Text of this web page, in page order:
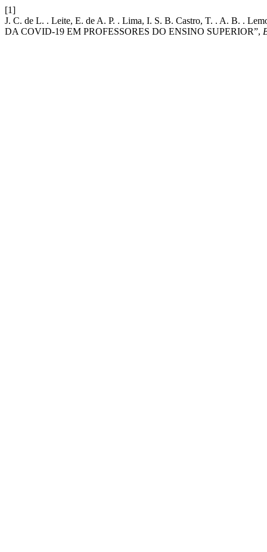
[1]
J. C. de L. . Leite, E. de A. P. . Lima, I. S. B. Castro, T. . A. B. .
DA COVID-19 EM PROFESSORES DO ENSINO SUPERIOR”,